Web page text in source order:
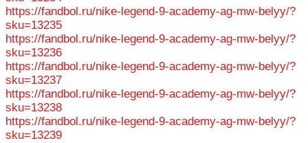
https://fandbol.ru/nike-legend-9-academy-ag-mw-belyy/?
sku=13235
https://fandbol.ru/nike-legend-9-academy-ag-mw-belyy/?
sku=13236
https://fandbol.ru/nike-legend-9-academy-ag-mw-belyy/?
sku=13237
https://fandbol.ru/nike-legend-9-academy-ag-mw-belyy/?
sku=13238
https://fandbol.ru/nike-legend-9-academy-ag-mw-belyy/?
sku=13239